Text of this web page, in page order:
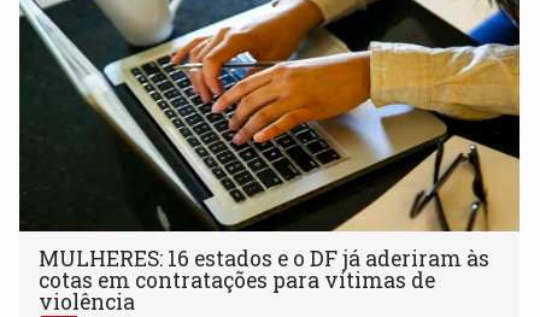
MULHERES: 16 estados e o DF já aderiram às
cotas em contratações para vítimas de
violência